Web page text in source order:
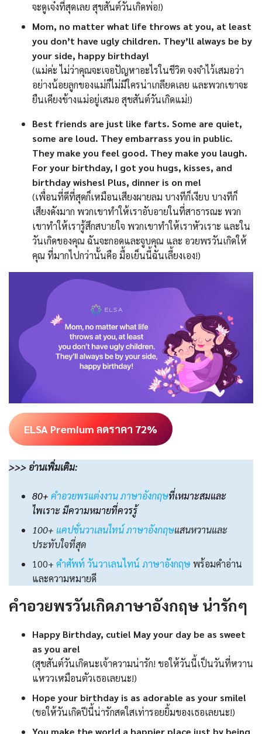
จะดูเจ๋งที่สุดเลย สุขสันต์วันเกิดพ่อ!)
Mom, no matter what life throws at you, at least
you don’t have ugly children. They’ll always be by
your side, happy birthday!
(แม่ค่ะ ไม่ว่าคุณจะเจอปัญหาอะไรในชีวิต จงจำไว้เสมอว่า
อย่างน้อยลูกของแม่ก็ไม่มีใครน่าเกลียดเลย และพวกเขาจะ
ยืนเคียงข้างแม่อยู่เสมอ สุขสันต์วันเกิดแม่!)
Best friends are just like farts. Some are quiet,
some are loud. They embarrass you in public.
They make you feel good. They make you laugh.
For your birthday, I got you hugs, kisses, and
birthday wishes! Plus, dinner is on me!
(เพื่อนที่ดีที่สุดก็เหมือนเสียงผายลม บางทีก็เงียบ บางทีก็
เสียงดังมาก พวกเขาทำให้เราอับอายในที่สาธารณะ พวก
เขาทำให้เรารู้สึกสบายใจ พวกเขาทำให้เราหัวเราะ และใน
วันเกิดของคุณ ฉันจะกอดและจูบคุณ และ อวยพรวันเกิดให้
คุณ ที่มากไปกว่านั้นคือ มื้อเย็นนี้ฉันเลี้ยงเอง!)
ELSA Premium ลดราคา 72%
>>> อ่านเพิ่มเติม:
80+ คําอวยพรแต่งงาน ภาษาอังกฤษที่เหมาะสมและ
ไพเราะ มีความหมายที่ควรรู้
100+ แคปชั่นวาเลนไทน์ ภาษาอังกฤษแสนหวานและ
ประทับใจที่สุด
100+ คําศัพท์ วันวาเลนไทน์ ภาษาอังกฤษพร้อมคําอ่าน
และความหมายดี
คําอวยพรวันเกิดภาษาอังกฤษ น่ารักๆ
Happy Birthday, cutie! May your day be as sweet
as you are!
(สุขสันต์วันเกิดนะเจ้าความน่ารัก! ขอให้วันนี้เป็นวันที่หวาน
แหววเหมือนตัวเธอเลยนะ!)
Hope your birthday is as adorable as your smile!
(ขอให้วันเกิดปีนี้น่ารักสดใสเท่ารอยยิ้มของเธอเลยนะ!)